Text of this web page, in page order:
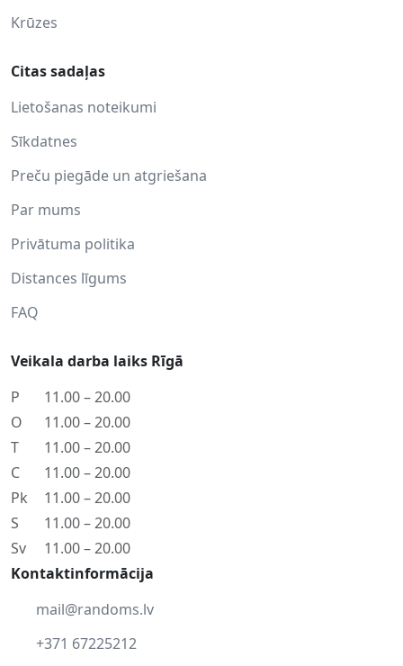
Krūzes
Citas sadaļas
Lietošanas noteikumi
Sīkdatnes
Preču piegāde un atgriešana
Par mums
Privātuma politika
Distances līgums
FAQ
Veikala darba laiks Rīgā
P
11.00 – 20.00
O
11.00 – 20.00
T
11.00 – 20.00
C
11.00 – 20.00
Pk
11.00 – 20.00
S
11.00 – 20.00
Sv
11.00 – 20.00
Kontaktinformācija
mail@randoms.lv
+371 67225212